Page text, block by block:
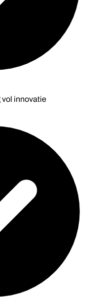
innovatie